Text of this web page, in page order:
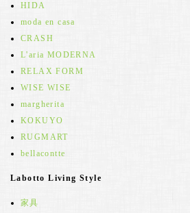
HIDA
moda en casa
CRASH
L'aria MODERNA
RELAX FORM
WISE WISE
margherita
KOKUYO
RUGMART
bellacontte
Labotto Living Style
家具